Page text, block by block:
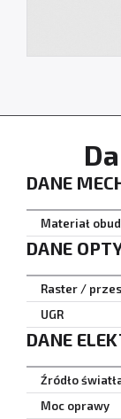
DANE
Materiał
DANE
Raster /
UGR
DANE
Źródło
Moc oprawy